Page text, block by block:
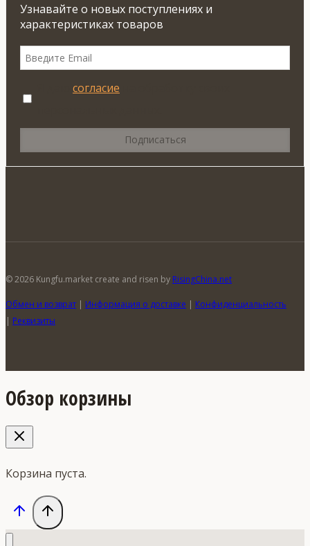
Узнавайте о новых поступлениях и
характеристиках товаров
согласие
© 2026 Kungfu.market create and risen by RisingChina.net
Обмен и возврат | Информация о доставке | Конфиденциальность
| Реквизиты
Обзор корзины
Корзина пуста.